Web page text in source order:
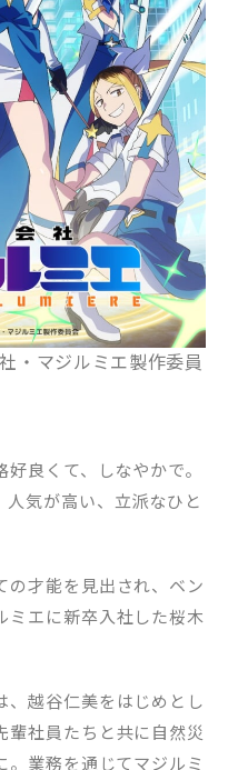
・マジルミエ製作委員
好良くて、しなやかで。
気が高い、立派なひと
の才能を見出され、ベン
ミエに新卒入社した桜木
、越谷仁美をはじめとし
輩社員たちと共に自然災
。業務を通じてマジルミ